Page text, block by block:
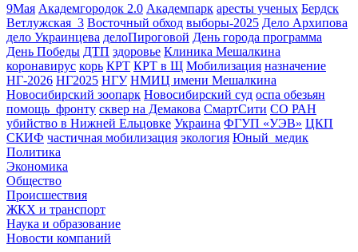
9Мая Академгородок 2.0 Академпарк аресты ученых Бердск
Ветлужская_3 Восточный обход выборы-2025 Дело Архипова
дело Украинцева делоПироговой День города программа
День Победы ДТП здоровье Клиника Мешалкина
коронавирус корь КРТ КРТ в Щ Мобилизация назначение
НГ-2026 НГ2025 НГУ НМИЦ имени Мешалкина
Новосибирский зоопарк Новосибирский суд оспа обезьян
помощь_фронту сквер на Демакова СмартСити СО РАН
убийство в Нижней Ельцовке Украина ФГУП «УЭВ» ЦКП
СКИФ частичная мобилизация экология Юный_медик
Политика
Экономика
Общество
Происшествия
ЖКХ и транспорт
Наука и образование
Новости компаний